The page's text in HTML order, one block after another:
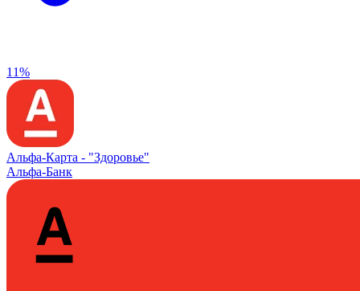
11%
Альфа‑Карта - "Здоровье"
Альфа-Банк